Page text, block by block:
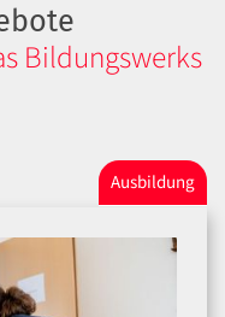
Bildungswerks
Ausbildung